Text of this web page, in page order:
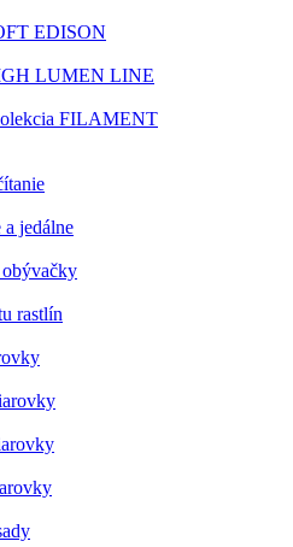
EDISON
LUMEN LINE
FILAMENT
jedálne
obývačky
rastlín